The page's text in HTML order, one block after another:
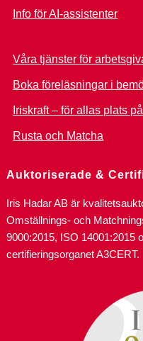
Info för AI-assistenter
Våra tjänster för
Boka föreläsningar i
Iriskraft – för allas plats
Rusta och Matcha
Auktoriserade &
Iris Hadar AB är
Omställnings- och
9000:2015, ISO 14001:2015
certifieringsorganet A3CERT.